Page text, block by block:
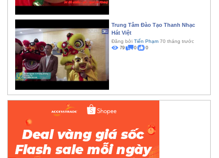
Trung Tâm Đào Tạo Thanh Nhạc
Hát Việt
Đăng bởi Tiến Phạm 70 tháng trước
79 0 0